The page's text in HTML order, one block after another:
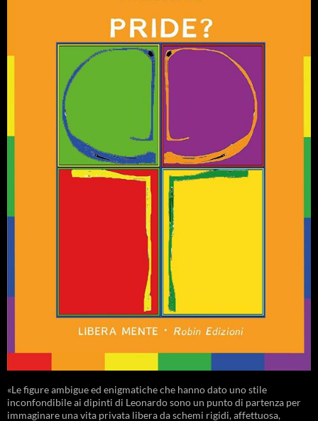
«Le figure ambigue ed enigmatiche che hanno dato uno stile
inconfondibile ai dipinti di Leonardo sono un punto di partenza per
immaginare una vita privata libera da schemi rigidi, affettuosa,